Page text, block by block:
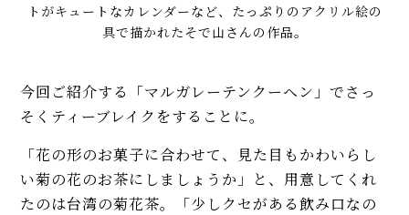
トがキュートなカレンダーなど、たっぷりのアクリル絵の
具で描かれたそで山さんの作品。
今回ご紹介する「マルガレーテンクーヘン」でさっ
そくティーブレイクをすることに。
「花の形のお菓子に合わせて、見た目もかわいらし
い菊の花のお茶にしましょうか」と、用意してくれ
たのは台湾の菊花茶。「少しクセがある飲み口なの